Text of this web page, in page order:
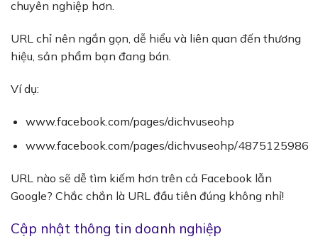
chuyên nghiệp hơn.
URL chỉ nên ngắn gọn, dễ hiểu và liên quan đến thương
hiệu, sản phẩm bạn đang bán.
Ví dụ:
www.facebook.com/pages/dichvuseohp
www.facebook.com/pages/dichvuseohp/4875125986
URL nào sẽ dễ tìm kiếm hơn trên cả Facebook lẫn
Google? Chắc chắn là URL đầu tiên đúng không nhỉ!
Cập nhật thông tin doanh nghiệp